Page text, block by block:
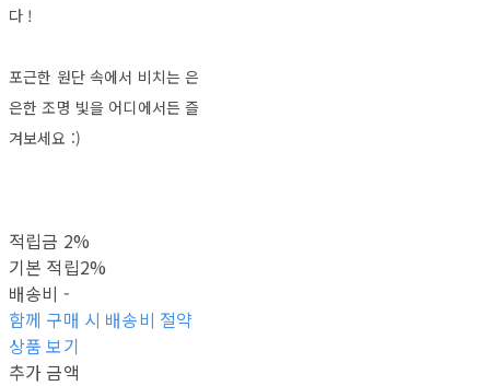
다 !
포근한 원단 속에서 비치는 은
은한 조명 빛을 어디에서든 즐
겨보세요 :)
적립금 2%
기본 적립2%
배송비 -
함께 구매 시 배송비 절약
상품 보기
추가 금액